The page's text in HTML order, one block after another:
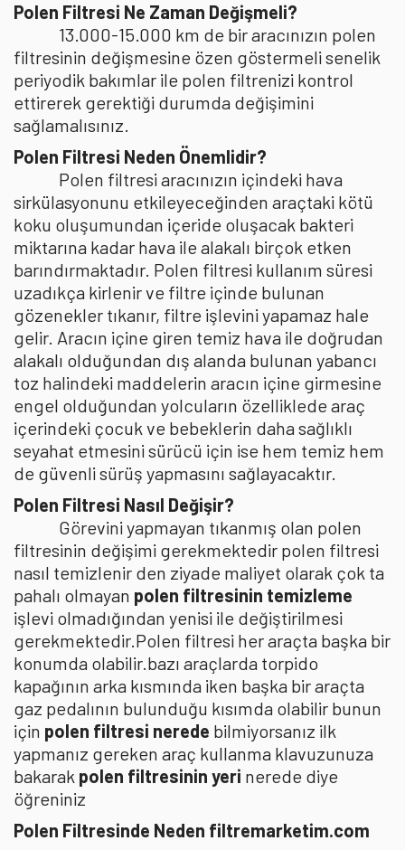
Polen Filtresi Ne Zaman Değişmeli?
13.000-15.000 km de bir aracınızın polen
filtresinin değişmesine özen göstermeli senelik
periyodik bakımlar ile polen filtrenizi kontrol
ettirerek gerektiği durumda değişimini
sağlamalısınız.
Polen Filtresi Neden Önemlidir?
Polen filtresi aracınızın içindeki hava
sirkülasyonunu etkileyeceğinden araçtaki kötü
koku oluşumundan içeride oluşacak bakteri
miktarına kadar hava ile alakalı birçok etken
barındırmaktadır. Polen filtresi kullanım süresi
uzadıkça kirlenir ve filtre içinde bulunan
gözenekler tıkanır, filtre işlevini yapamaz hale
gelir. Aracın içine giren temiz hava ile doğrudan
alakalı olduğundan dış alanda bulunan yabancı
toz halindeki maddelerin aracın içine girmesine
engel olduğundan yolcuların özelliklede araç
içerindeki çocuk ve bebeklerin daha sağlıklı
seyahat etmesini sürücü için ise hem temiz hem
de güvenli sürüş yapmasını sağlayacaktır.
Polen Filtresi Nasıl Değişir?
Görevini yapmayan tıkanmış olan polen
filtresinin değişimi gerekmektedir polen filtresi
nasıl temizlenir den ziyade maliyet olarak çok ta
pahalı olmayan polen filtresinin temizleme
işlevi olmadığından yenisi ile değiştirilmesi
gerekmektedir.Polen filtresi her araçta başka bir
konumda olabilir.bazı araçlarda torpido
kapağının arka kısmında iken başka bir araçta
gaz pedalının bulunduğu kısımda olabilir bunun
için polen filtresi nerede bilmiyorsanız ilk
yapmanız gereken araç kullanma klavuzunuza
bakarak polen filtresinin yeri nerede diye
öğreniniz
Polen Filtresinde Neden filtremarketim.com